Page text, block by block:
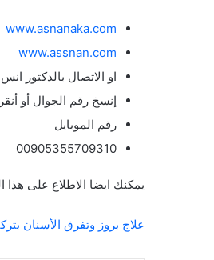
www.asnanaka.com
www.assnan.com
او الاتصال بالدكتور
إنسخ رقم الجوال أو أنقر
رقم الموبايل
00905355709310
يمكنك ايضا الاطلاع على هذا
علاج بروز وتفرق الأسنان